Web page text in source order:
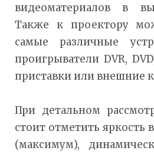
видеоматериалов в
Также к проектору
самые различные
проигрыватели DVR,
приставки или внешние
При детальном
стоит отметить яркость
(максимум),